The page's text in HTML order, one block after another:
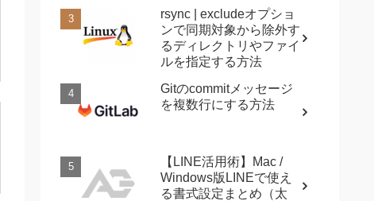
rsync | excludeオプショ
ンで同期対象から除外す
るディレクトリやファイ
ルを指定する方法
Gitのcommitメッセージ
を複数行にする方法
【LINE活用術】Mac /
Windows版LINEで使え
る書式設定まとめ（太